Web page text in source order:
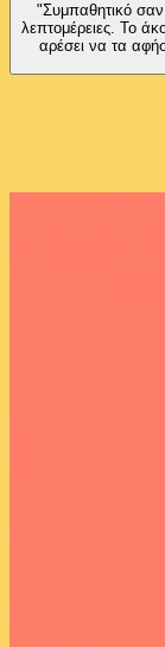
"Συμπαθητικό σαν
λεπτομέρειες. Το
αρέσει να τα